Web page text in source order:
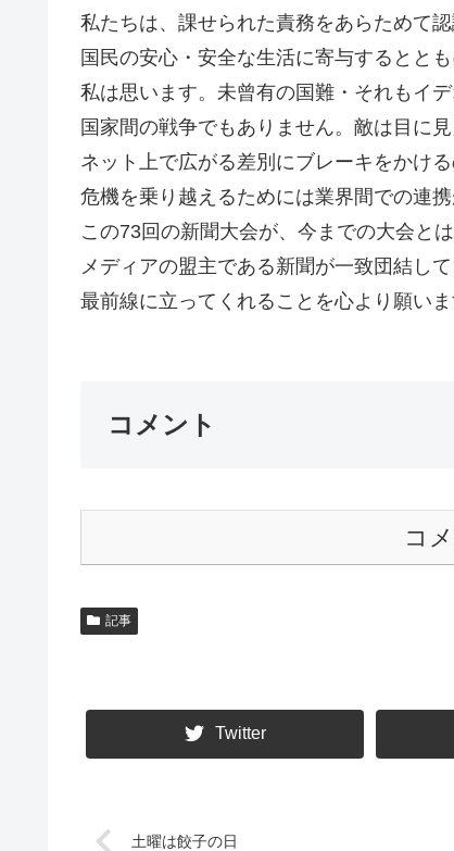
私たちは、課せられた責務をあらためて認
国民の安心・安全な生活に寄与するとと
私は思います。未曾有の国難・それもイ
国家間の戦争でもありません。敵は目に見
ネット上で広がる差別にブレーキをかけ
危機を乗り越えるためには業界間での連携
この73回の新聞大会が、今までの大会と
メディアの盟主である新聞が一致団結し
最前線に立ってくれることを心より願い
コメント
コ
記事
Twitter
土曜は餃子の日